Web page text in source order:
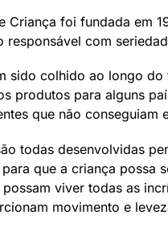
Criança foi fundada em
responsável com
sido colhido ao longo
produtos para alguns
que não conseguiam
todas desenvolvidas
que a criança possa
viver todas as
movimento e